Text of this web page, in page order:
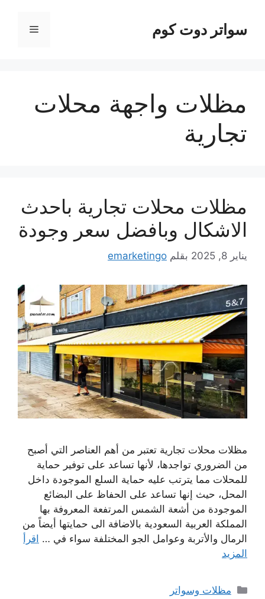
المحتوىسواتر دوت كوم القائمة
مظلات واجهة محلات
تجارية
مظلات محلات تجارية باحدث
الاشكال وبافضل سعر وجودة
يناير 8, 2025 بقلم emarketingo
مظلات محلات تجارية تعتبر من أهم العناصر التي أصبح
من الضروري تواجدها، لأنها تساعد على توفير حماية
للمحلات مما يترتب عليه حماية السلع الموجودة داخل
المحل، حيث إنها تساعد على الحفاظ على البضائع
الموجودة من أشعة الشمس المرتفعة المعروفة بها
المملكة العربية السعودية بالاضافة الى حمايتها أيضاً من
الرمال والأتربة وعوامل الجو المختلفة سواء في … اقرأ
المزيد
التصنيفات
مظلات وسواتر